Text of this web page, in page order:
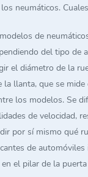
neumáticos.
de
del tipo de
el diámetro de la
la llanta, que se
los modelos. Se
de velocidad,
por sí mismo qué
de
el pilar de la